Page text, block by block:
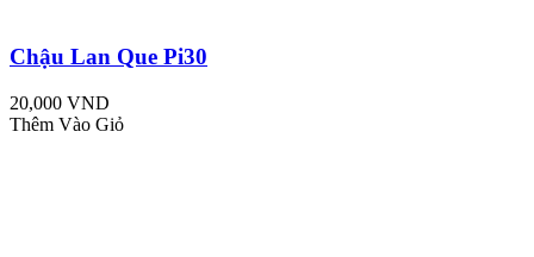
Chậu Lan Que Pi30
20,000 VND
Thêm Vào Giỏ